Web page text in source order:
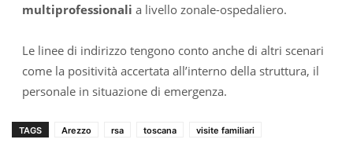
multiprofessionali a livello zonale-ospedaliero.
Le linee di indirizzo tengono conto anche di altri scenari
come la positività accertata all’interno della struttura, il
personale in situazione di emergenza.
TAGS Arezzo rsa toscana visite familiari